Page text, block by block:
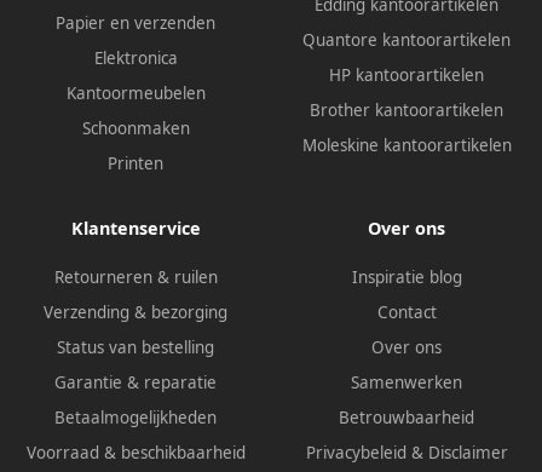
Papier en verzenden
Elektronica
Kantoormeubelen
Schoonmaken
Printen
Edding kantoorartikelen
Quantore kantoorartikelen
HP kantoorartikelen
Brother kantoorartikelen
Moleskine kantoorartikelen
Klantenservice
Retourneren & ruilen
Verzending & bezorging
Status van bestelling
Garantie & reparatie
Betaalmogelijkheden
Voorraad & beschikbaarheid
Over ons
Inspiratie blog
Contact
Over ons
Samenwerken
Betrouwbaarheid
Privacybeleid & Disclaimer